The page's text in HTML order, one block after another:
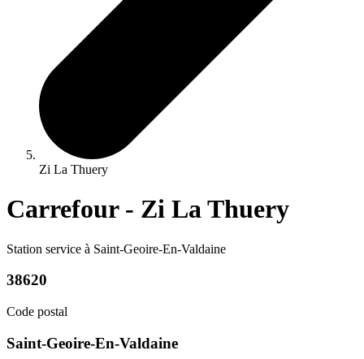
Zi La Thuery
Carrefour - Zi La Thuery
Station service à Saint-Geoire-En-Valdaine
38620
Code postal
Saint-Geoire-En-Valdaine